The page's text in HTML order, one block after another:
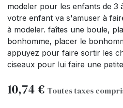
modeler pour les enfants de 3
votre enfant va s'amuser à
à modeler. faîtes une boule,
bonhomme, placer le
appuyez pour faire sortir les
ciseaux pour lui faire une
10,74 € Toutes taxes